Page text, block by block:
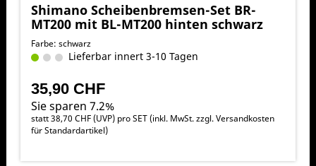
Shimano Scheibenbremsen-Set BR-
MT200 mit BL-MT200 hinten schwarz
Farbe: schwarz
Lieferbar innert 3-10 Tagen
35,90 CHF
Sie sparen 7.2%
statt38,70 CHF(UVP) pro SET (inkl. MwSt. zzgl.Versandkosten
für Standardartikel)